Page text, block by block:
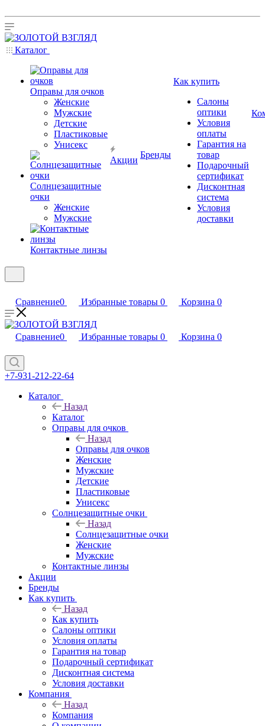
Каталог
Оправы для очков
Женские
Мужские
Детские
Пластиковые
Унисекс
Солнцезащитные
очки
Женские
Мужские
Контактные линзы
Акции
Бренды
Как купить
Салоны
оптики
Условия
оплаты
Гарантия на
товар
Подарочный
сертификат
Дисконтная
система
Условия
доставки
Сравнение0 Избранные товары 0 Корзина 0
Сравнение0 Избранные товары 0 Корзина 0
+7-931-212-22-64
Каталог
Назад
Каталог
Оправы для очков
Назад
Оправы для очков
Женские
Мужские
Детские
Пластиковые
Унисекс
Солнцезащитные очки
Назад
Солнцезащитные очки
Женские
Мужские
Контактные линзы
Акции
Бренды
Как купить
Назад
Как купить
Салоны оптики
Условия оплаты
Гарантия на товар
Подарочный сертификат
Дисконтная система
Условия доставки
Компания
Назад
Компания